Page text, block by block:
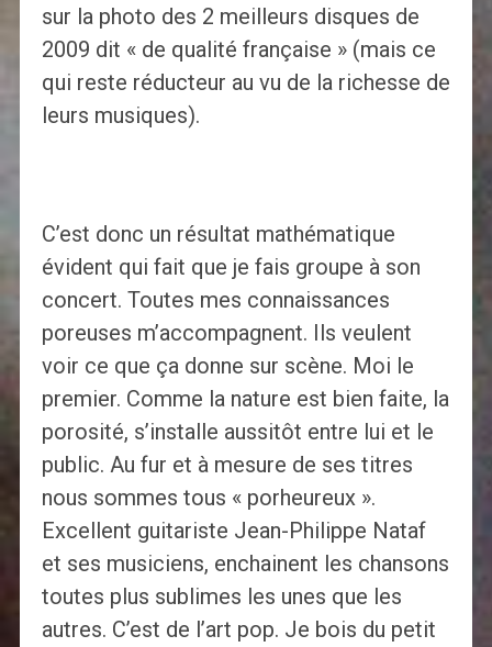
sur la photo des 2 meilleurs disques de
2009 dit « de qualité française » (mais ce
qui reste réducteur au vu de la richesse de
leurs musiques).
C’est donc un résultat mathématique
évident qui fait que je fais groupe à son
concert. Toutes mes connaissances
poreuses m’accompagnent. Ils veulent
voir ce que ça donne sur scène. Moi le
premier. Comme la nature est bien faite, la
porosité, s’installe aussitôt entre lui et le
public. Au fur et à mesure de ses titres
nous sommes tous « porheureux ».
Excellent guitariste Jean-Philippe Nataf
et ses musiciens, enchainent les chansons
toutes plus sublimes les unes que les
autres. C’est de l’art pop. Je bois du petit